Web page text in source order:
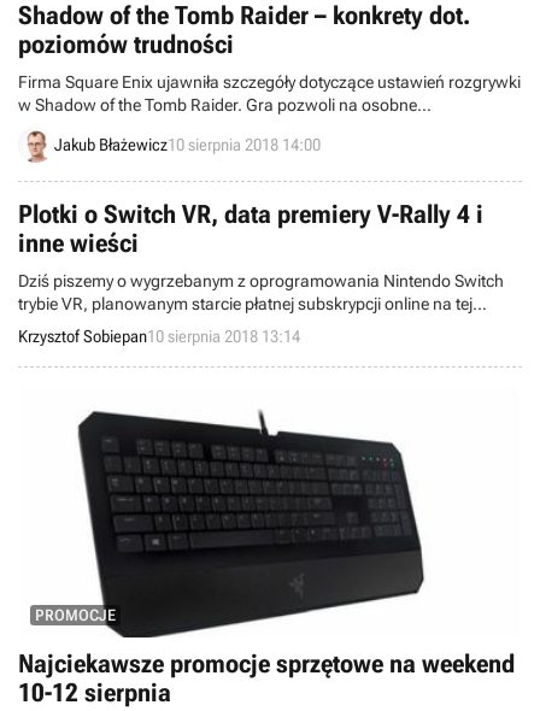
Shadow of the Tomb Raider – konkrety dot.
poziomów trudności
Firma Square Enix ujawniła szczegóły dotyczące ustawień rozgrywki
w Shadow of the Tomb Raider. Gra pozwoli na osobne
dostosowanie poziomu trudności zagadek, walki oraz eksploracji i
zaoferuje opcje pomagające m.in. osobom niepełnosprawnym.
Jakub Błażewicz10 sierpnia 2018 14:00
Plotki o Switch VR, data premiery V-Rally 4 i
inne wieści
Dziś piszemy o wygrzebanym z oprogramowania Nintendo Switch
trybie VR, planowanym starcie płatnej subskrypcji online na tej
konsoli we wrześniu i dacie premiery ścigałki V-Rally 4. Witajcie w
wieściach ze świata – codziennej porcji krótkich wiadomości.
Krzysztof Sobiepan10 sierpnia 2018 13:14
PROMOCJE
Najciekawsze promocje sprzętowe na weekend
10-12 sierpnia